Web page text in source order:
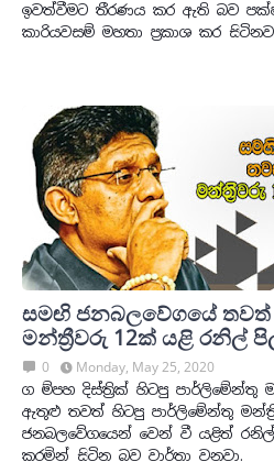
ඉවත්වීමට තීරණය කර ඇති බව
කාරියවසම් මහතා ප්‍රකාශ කර
සමඟි ජනබලවේගයේ තවත්
මන්ත්‍රීවරු 12ක් යළි රනිල්
0
Monday, May 25, 2020
ග ම්පහ දිස්ති‍්‍රක් හිටපු පාර්ලිමේන්තු
ඇතුළු තවත් හිටපු පාර්ලිමේන්තු
ජනබලවේගයෙන් වෙන් වී යළිත්
කරමින් සිටින බව වාර්තා වනවා.